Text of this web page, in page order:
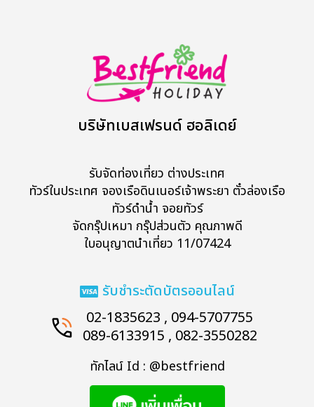
บริษัทเบสเฟรนด์ ฮอลิเดย์
รับจัดท่องเที่ยว ต่างประเทศ
ทัวร์ในประเทศ จองเรือดินเนอร์เจ้าพระยา ตั๋วล่องเรือ
ทัวร์ดำน้ำ จอยทัวร์
จัดกรุ๊ปเหมา กรุ๊ปส่วนตัว คุณภาพดี
ใบอนุญาตนำเที่ยว 11/07424
รับชำระตัดบัตรออนไลน์
02-1835623 , 094-5707755
089-6133915 , 082-3550282
ทักไลน์ Id : @bestfriend